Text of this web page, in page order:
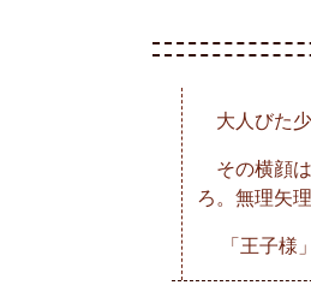
大人びた少
その横顔は
ろ。無理矢
「王子様」